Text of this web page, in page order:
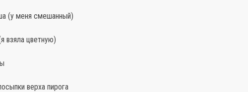
(у меня смешанный)
взяла цветную)
верха пирога